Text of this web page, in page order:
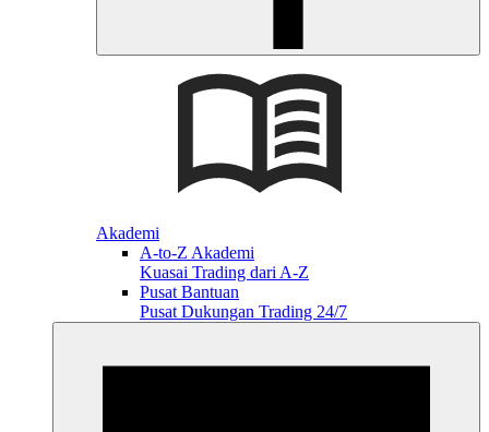
Akademi
A-to-Z Akademi
Kuasai Trading dari A-Z
Pusat Bantuan
Pusat Dukungan Trading 24/7